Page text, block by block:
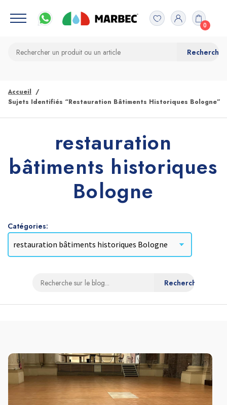
0
Accueil
Sujets Identifiés “restauration Bâtiments Historiques Bologne”
restauration
bâtiments historiques
Bologne
Catégories: